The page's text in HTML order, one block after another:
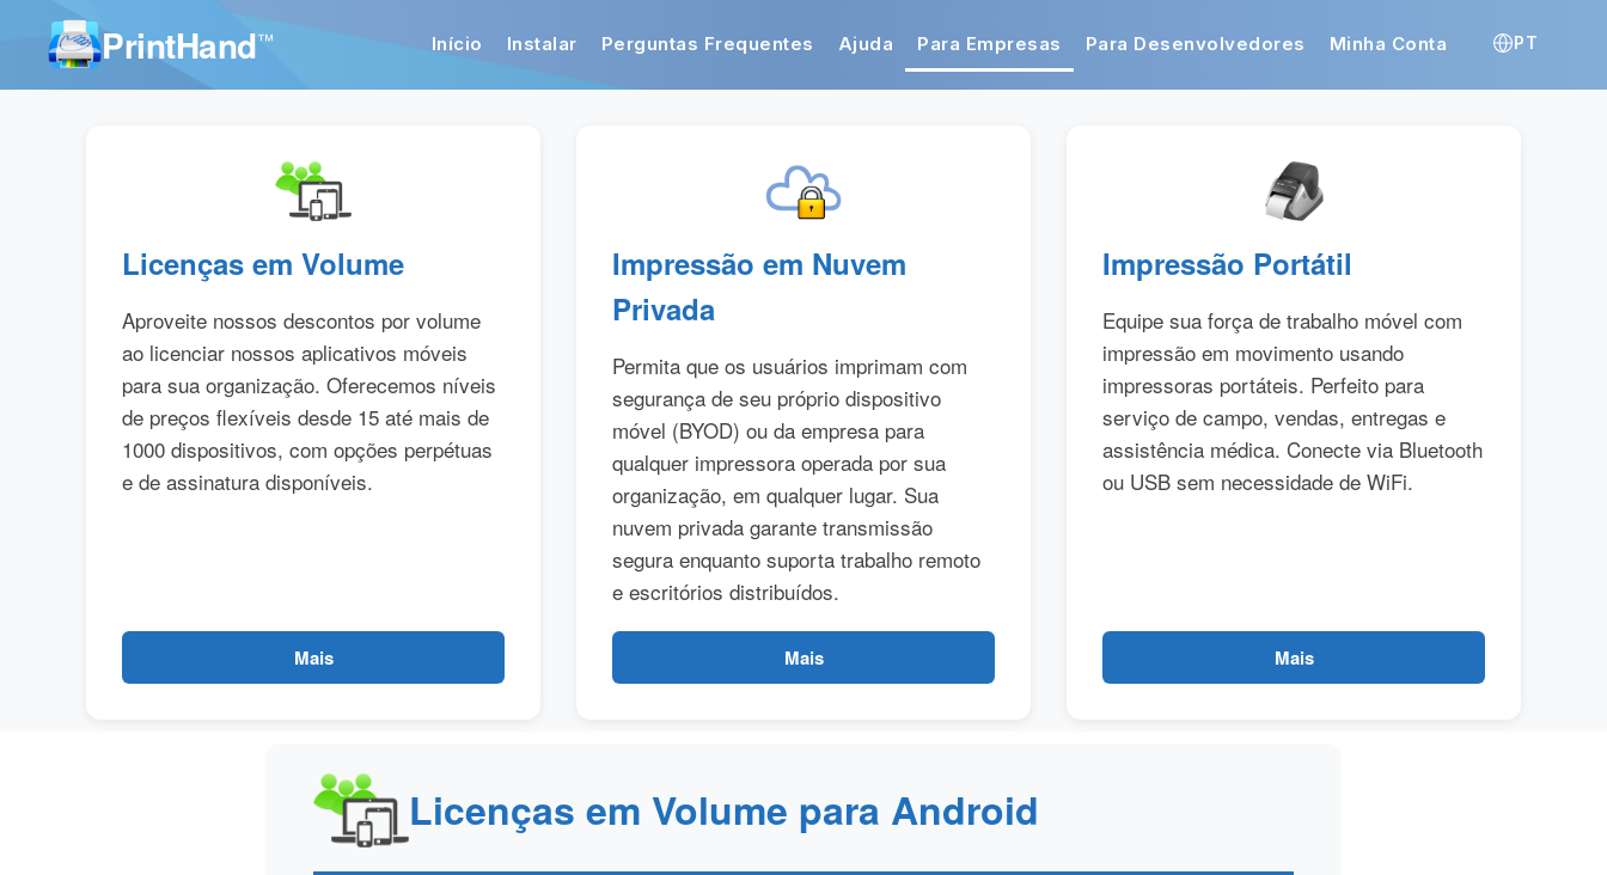
PrintHand™ Início Instalar Perguntas Frequentes Ajuda Para Empresas Para Desenvolvedores Minha Conta PT
Licenças em Volume
Aproveite nossos descontos por volume
ao licenciar nossos aplicativos móveis
para sua organização. Oferecemos níveis
de preços flexíveis desde 15 até mais de
1000 dispositivos, com opções perpétuas
e de assinatura disponíveis.
Mais
Impressão em Nuvem
Privada
Permita que os usuários imprimam com
segurança de seu próprio dispositivo
móvel (BYOD) ou da empresa para
qualquer impressora operada por sua
organização, em qualquer lugar. Sua
nuvem privada garante transmissão
segura enquanto suporta trabalho remoto
e escritórios distribuídos.
Mais
Impressão Portátil
Equipe sua força de trabalho móvel com
impressão em movimento usando
impressoras portáteis. Perfeito para
serviço de campo, vendas, entregas e
assistência médica. Conecte via Bluetooth
ou USB sem necessidade de WiFi.
Mais
Licenças em Volume para Android